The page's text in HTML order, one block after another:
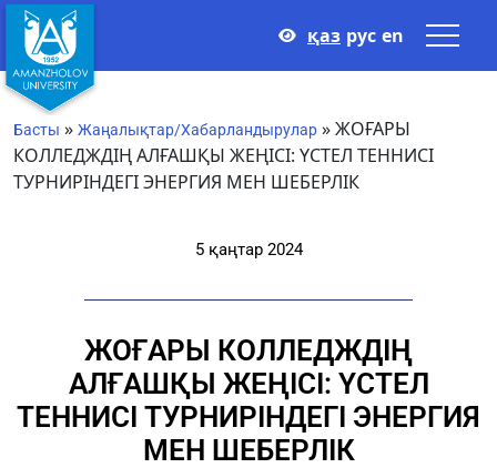
қаз рус en
Басты » Жаңалықтар/Хабарландырулар »ЖОҒАРЫ
КОЛЛЕДЖДІҢ АЛҒАШҚЫ ЖЕҢІСІ: ҮСТЕЛ ТЕННИСІ
ТУРНИРІНДЕГІ ЭНЕРГИЯ МЕН ШЕБЕРЛІК
5 қаңтар 2024
ЖОҒАРЫ КОЛЛЕДЖДІҢ
АЛҒАШҚЫ ЖЕҢІСІ: ҮСТЕЛ
ТЕННИСІ ТУРНИРІНДЕГІ ЭНЕРГИЯ
МЕН ШЕБЕРЛІК